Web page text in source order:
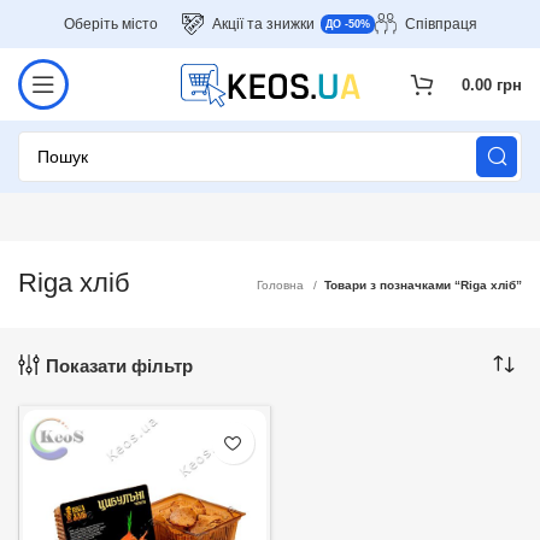
Оберіть місто Акції та знижки ДО -50% Співпраця
0.00 грн
Riga хліб Головна Товари з позначками “Riga хліб”
Показати фільтр